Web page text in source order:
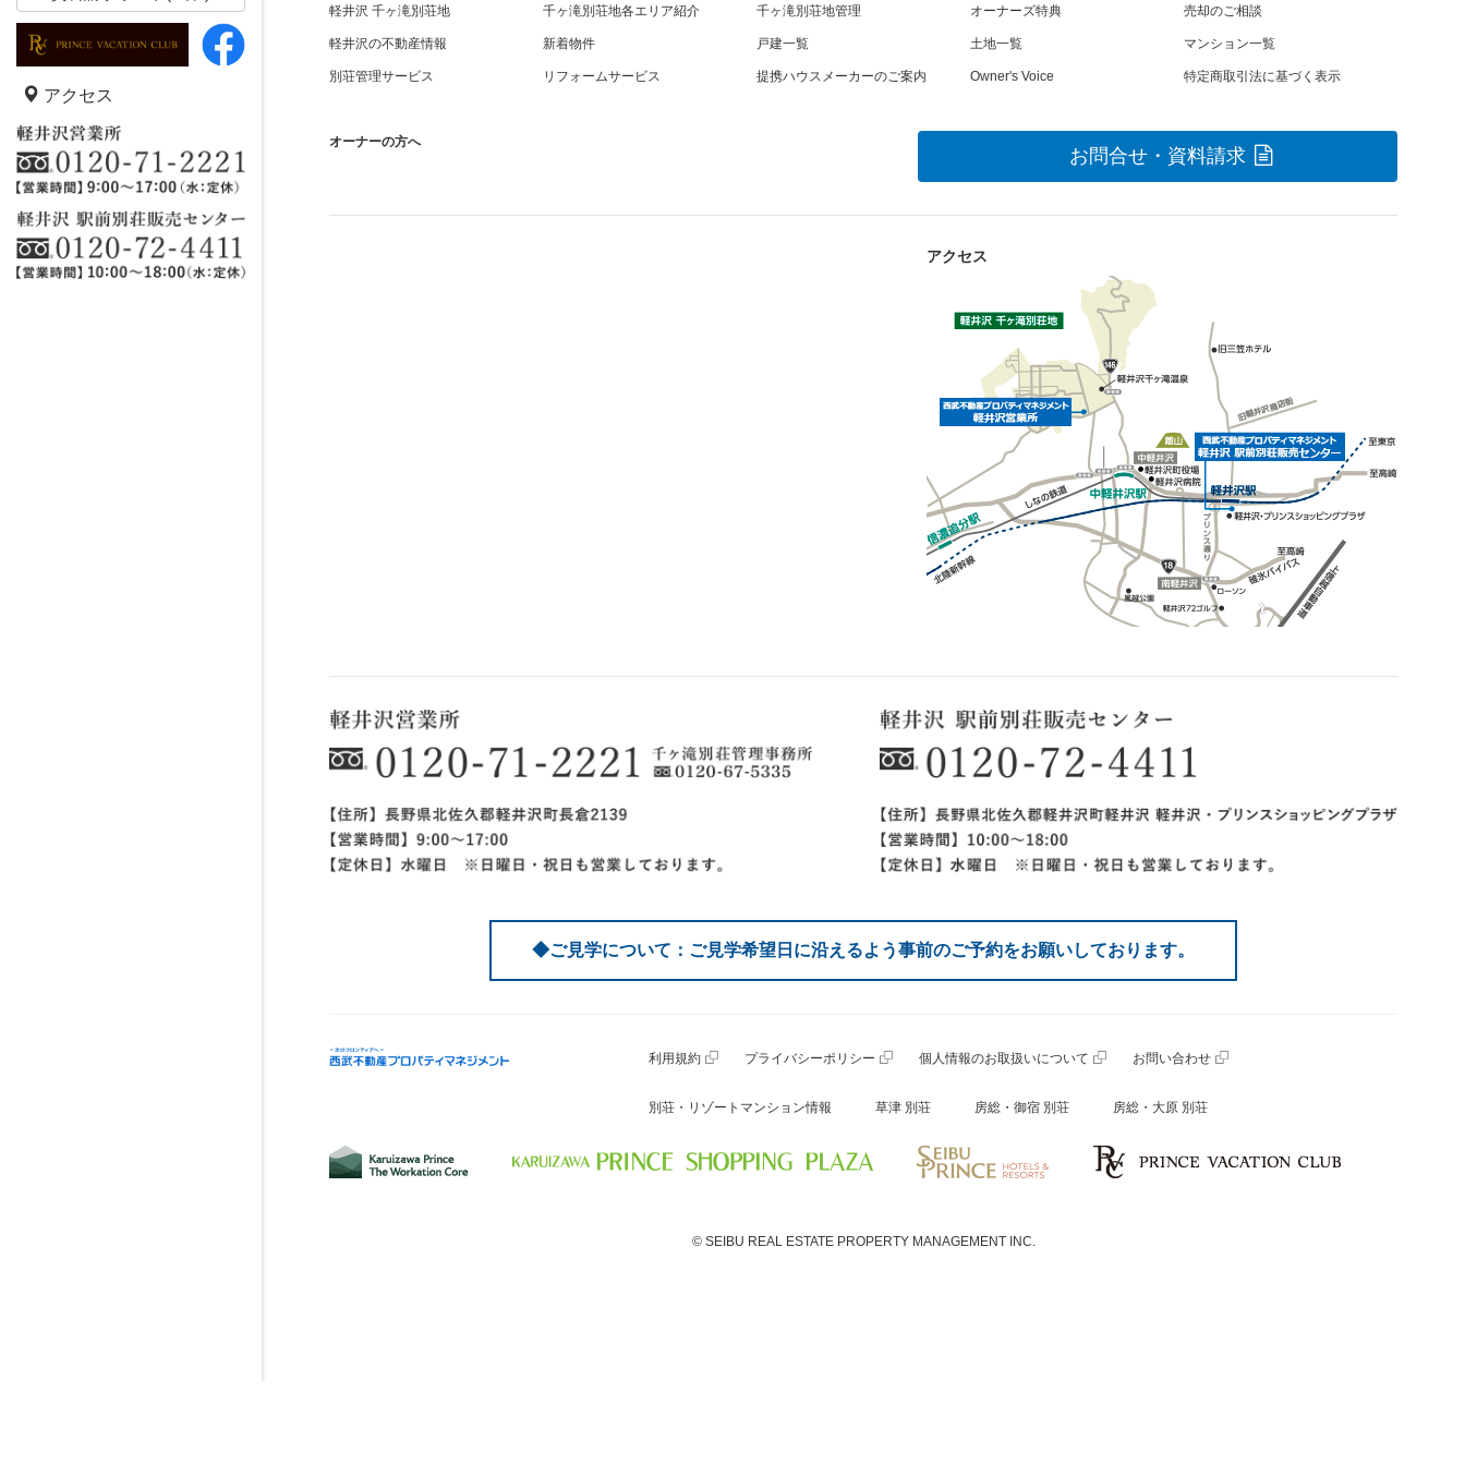
アクセス
軽井沢 千ヶ滝別荘地 千ヶ滝別荘地各エリア紹介 千ヶ滝別荘地管理 オーナーズ特典 売却のご相談
軽井沢の不動産情報 新着物件 戸建一覧 土地一覧 マンション一覧
別荘管理サービス リフォームサービス 提携ハウスメーカーのご案内 Owner's Voice 特定商取引法に基づく表示
オーナーの方へ
お問合せ・資料請求
アクセス
◆ご見学について：ご見学希望日に沿えるよう事前のご予約をお願いしております。
利用規約 プライバシーポリシー 個人情報のお取扱いについて お問い合わせ
別荘・リゾートマンション情報 草津 別荘 房総・御宿 別荘 房総・大原 別荘
© SEIBU REAL ESTATE PROPERTY MANAGEMENT INC.